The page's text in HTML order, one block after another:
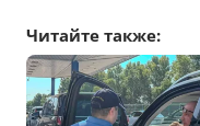
Читайте также: